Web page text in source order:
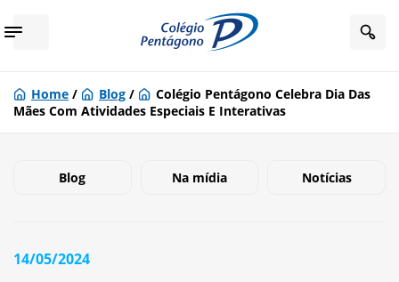
Home / Blog /
Colégio Pentágono Celebra Dia Das
Mães Com Atividades Especiais E Interativas
Blog Na mídia Notícias
14/05/2024